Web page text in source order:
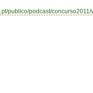
publico/podcast/